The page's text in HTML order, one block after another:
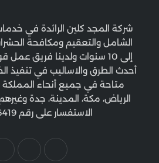
شركة المجد كلين الرائدة في
الشامل والتعقيم ومكافحة
إلى 10 سنوات ولدينا فريق
أحدث الطرق والاساليب في تنفيذ
متاحة في جميع أنحاء المملكة
الرياض، مكة، المدينة، جدة
الاستفسار على رقم 0554016419.